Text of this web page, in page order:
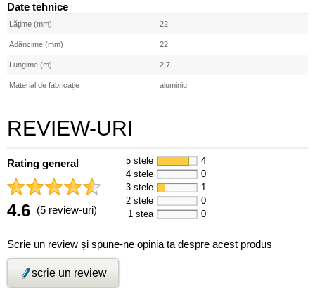
Date tehnice
Lățime (mm) 22
Adâncime (mm) 22
Lungime (m) 2,7
Material de fabricație aluminiu
REVIEW-URI
Rating general
4.6 (5 review-uri)
5 stele
4
4 stele
0
3 stele
1
2 stele
0
1 stea
0
Scrie un review și spune-ne opinia ta despre acest produs
scrie un review